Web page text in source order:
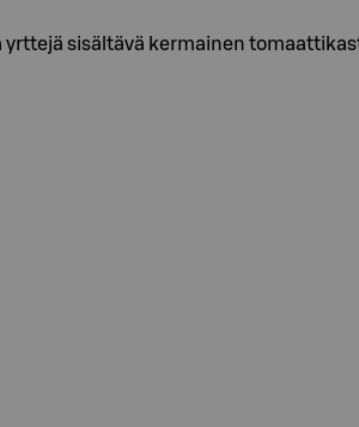
yrttejä sisältävä kermainen